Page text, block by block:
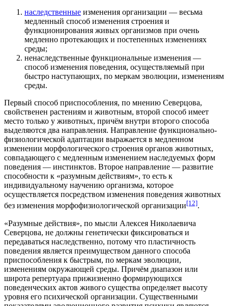
наследственные изменения организации — весьма
медленный способ изменения строения и
функционирования живых организмов при очень
медленно протекающих и постепенных изменениях
среды;
ненаследственные функциональные изменения —
способ изменения поведения, осуществляемый при
быстро наступающих, по меркам эволюции, изменениям
среды.
Первый способ приспособления, по мнению Северцова,
свойственен растениям и животным, второй способ имеет
место только у животных, причём внутри второго способа
выделяются два направления. Направление функционально-
физиологической адаптации выражается в медленном
изменении морфологического строения органов животных,
совпадающего с медленным изменением наследуемых форм
поведения — инстинктов. Второе направление — развитие
способности к «разумным действиям», то есть к
индивидуальному научению организма, которое
осуществляется посредством изменения поведения животных
без изменения морфофизиологической организации[12].
«Разумные действия», по мысли Алексея Николаевича
Северцова, не должны генетически фиксироваться и
передаваться наследственно, потому что пластичность
поведения является преимуществом данного способа
приспособления к быстрым, по меркам эволюции,
изменениям окружающей среды. Причём диапазон или
широта репертуара прижизненно формирующихся
поведенческих актов живого существа определяет высоту
уровня его психической организации. Существенными